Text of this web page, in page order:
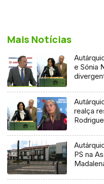
Mais Notícias
e Sónia
realça
PS na